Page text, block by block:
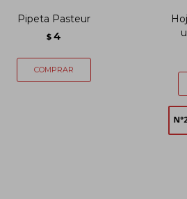
Pipeta Pasteur
$ 4